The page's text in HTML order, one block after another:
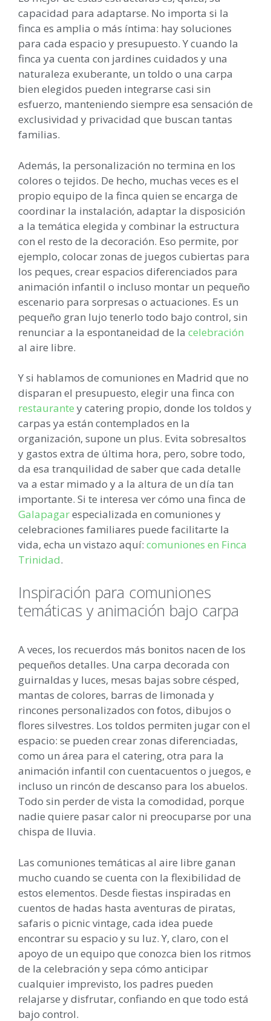
capacidad para adaptarse. No importa si la
finca es amplia o más íntima: hay soluciones
para cada espacio y presupuesto. Y cuando la
finca ya cuenta con jardines cuidados y una
naturaleza exuberante, un toldo o una carpa
bien elegidos pueden integrarse casi sin
esfuerzo, manteniendo siempre esa sensación de
exclusividad y privacidad que buscan tantas
familias.
Además, la personalización no termina en los
colores o tejidos. De hecho, muchas veces es el
propio equipo de la finca quien se encarga de
coordinar la instalación, adaptar la disposición
a la temática elegida y combinar la estructura
con el resto de la decoración. Eso permite, por
ejemplo, colocar zonas de juegos cubiertas para
los peques, crear espacios diferenciados para
animación infantil o incluso montar un pequeño
escenario para sorpresas o actuaciones. Es un
pequeño gran lujo tenerlo todo bajo control, sin
renunciar a la espontaneidad de la celebración
al aire libre.
Y si hablamos de comuniones en Madrid que no
disparan el presupuesto, elegir una finca con
restaurante y catering propio, donde los toldos y
carpas ya están contemplados en la
organización, supone un plus. Evita sobresaltos
y gastos extra de última hora, pero, sobre todo,
da esa tranquilidad de saber que cada detalle
va a estar mimado y a la altura de un día tan
importante. Si te interesa ver cómo una finca de
Galapagarespecializada en comuniones y
celebraciones familiares puede facilitarte la
vida, echa un vistazo aquí: comuniones en Finca
Trinidad.
Inspiración para comuniones
temáticas y animación bajo carpa
A veces, los recuerdos más bonitos nacen de los
pequeños detalles. Una carpa decorada con
guirnaldas y luces, mesas bajas sobre césped,
mantas de colores, barras de limonada y
rincones personalizados con fotos, dibujos o
flores silvestres. Los toldos permiten jugar con el
espacio: se pueden crear zonas diferenciadas,
como un área para el catering, otra para la
animación infantil con cuentacuentos o juegos, e
incluso un rincón de descanso para los abuelos.
Todo sin perder de vista la comodidad, porque
nadie quiere pasar calor ni preocuparse por una
chispa de lluvia.
Las comuniones temáticas al aire libre ganan
mucho cuando se cuenta con la flexibilidad de
estos elementos. Desde fiestas inspiradas en
cuentos de hadas hasta aventuras de piratas,
safaris o picnic vintage, cada idea puede
encontrar su espacio y su luz. Y, claro, con el
apoyo de un equipo que conozca bien los ritmos
de la celebración y sepa cómo anticipar
cualquier imprevisto, los padres pueden
relajarse y disfrutar, confiando en que todo está
bajo control.